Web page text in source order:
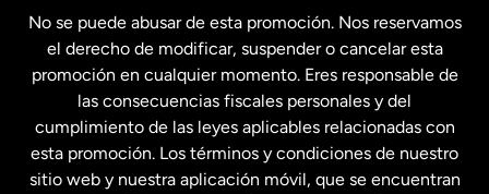
Francia
Malasia
Nueva Zelanda
No se puede abusar de esta promoción. Nos reservamos
el derecho de modificar, suspender o cancelar esta
promoción en cualquier momento. Eres responsable de
las consecuencias fiscales personales y del
cumplimiento de las leyes aplicables relacionadas con
esta promoción. Los términos y condiciones de nuestro
sitio web y nuestra aplicación móvil, que se encuentran